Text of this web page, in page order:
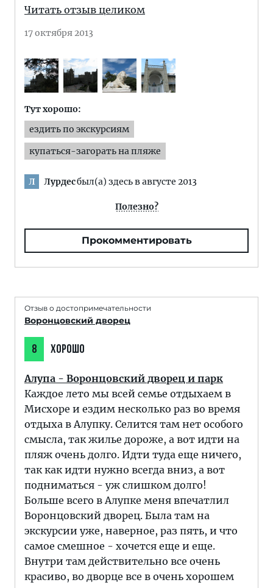
Читать отзыв целиком
17 октября 2013
Тут хорошо:
ездить по экскурсиям
купаться-загорать на пляже
Л Лурдесбыл(а) здесь в августе 2013
Полезно?
Прокомментировать
Отзыв о достопримечательности
Воронцовский дворец
8 ХОРОШО
Алупа - Воронцовский дворец и парк
Каждое лето мы всей семье отдыхаем в
Мисхоре и ездим несколько раз во время
отдыха в Алупку. Селится там нет особого
смысла, так жилье дороже, а вот идти на
пляж очень долго. Идти туда еще ничего,
так как идти нужно всегда вниз, а вот
подниматься - уж слишком долго!
Больше всего в Алупке меня впечатлил
Воронцовский дворец. Была там на
экскурсии уже, наверное, раз пять, и что
самое смешное - хочется еще и еще.
Внутри там действительно все очень
красиво, во дворце все в очень хорошем